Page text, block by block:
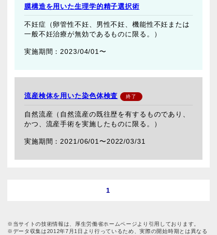
膜構造を用いた生理学的精子選択術
不妊症（卵管性不妊、男性不妊、機能性不妊または
一般不妊治療が無効であるものに限る。）
2023/04/01〜
流産検体を用いた染色体検査
自然流産（自然流産の既往歴を有するものであり、
かつ、流産手術を実施したものに限る。）
2021/06/01〜2022/03/31
1
※当サイトの技術情報は、厚生労働省ホームページより引用しております。
※データ収集は2012年7月1日より行っているため、実際の開始時期とは異なる